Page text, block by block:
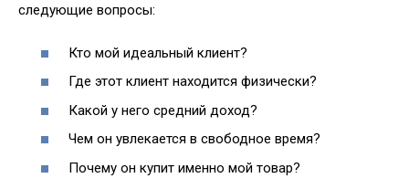
следующие вопросы:
Кто мой идеальный клиент?
Где этот клиент находится физически?
Какой у него средний доход?
Чем он увлекается в свободное время?
Почему он купит именно мой товар?